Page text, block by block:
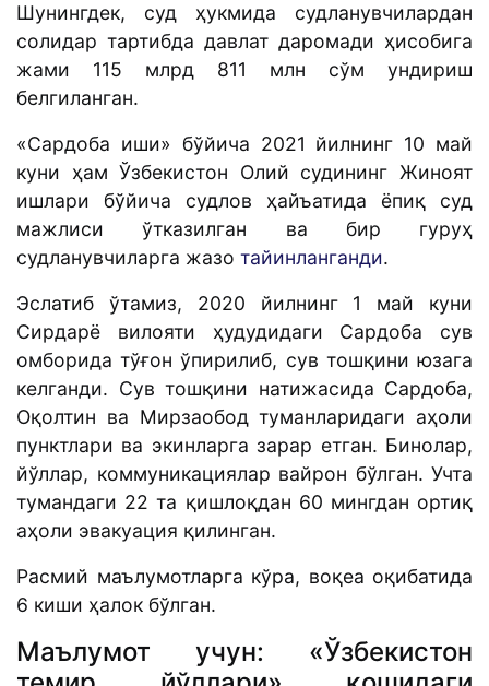
Шунингдек, суд ҳукмида судланувчилардан
солидар тартибда давлат даромади ҳисобига
жами 115 млрд 811 млн сўм ундириш
белгиланган.
«Сардоба иши» бўйича 2021 йилнинг 10 май
куни ҳам Ўзбекистон Олий судининг Жиноят
ишлари бўйича судлов ҳайъатида ёпиқ суд
мажлиси ўтказилган ва бир гуруҳ
судланувчиларга жазо тайинланганди.
Эслатиб ўтамиз, 2020 йилнинг 1 май куни
Сирдарё вилояти ҳудудидаги Сардоба сув
омборида тўғон ўпирилиб, сув тошқини юзага
келганди. Сув тошқини натижасида Сардоба,
Оқолтин ва Мирзаобод туманларидаги аҳоли
пунктлари ва экинларга зарар етган. Бинолар,
йўллар, коммуникациялар вайрон бўлган. Учта
тумандаги 22 та қишлоқдан 60 мингдан ортиқ
аҳоли эвакуация қилинган.
Расмий маълумотларга кўра, воқеа оқибатида
6 киши ҳалок бўлган.
Маълумот учун: «Ўзбекистон